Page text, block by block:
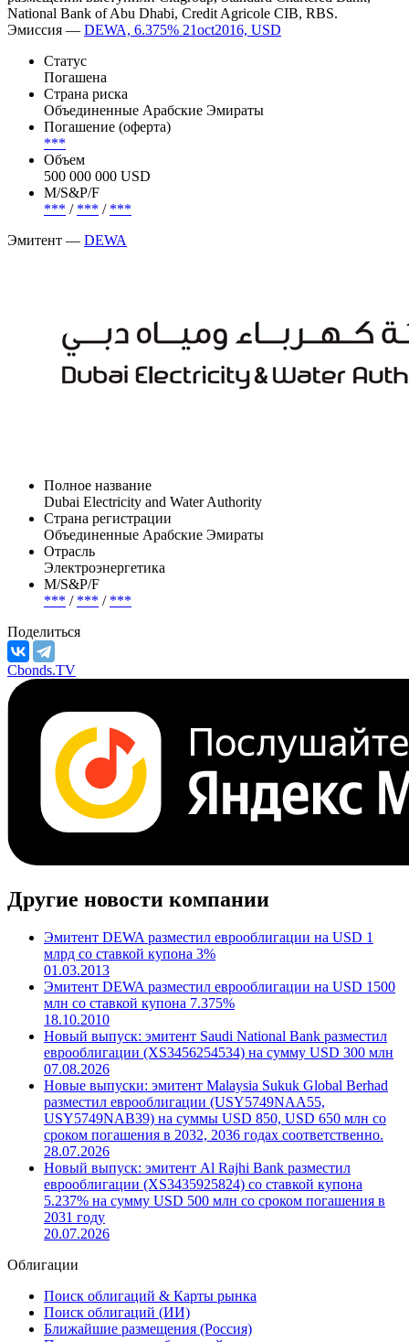
National Bank of Abu Dhabi, Credit Agricole CIB, RBS.
Эмиссия — DEWA, 6.375% 21oct2016, USD
Статус
Погашена
Страна риска
Объединенные Арабские Эмираты
Погашение (оферта)
***
Объем
500 000 000 USD
М/S&P/F
*** / *** / ***
Эмитент — DEWA
Полное название
Dubai Electricity and Water Authority
Страна регистрации
Объединенные Арабские Эмираты
Отрасль
Электроэнергетика
М/S&P/F
*** / *** / ***
Поделиться
Cbonds.TV
Другие новости компании
Эмитент DEWA разместил еврооблигации на USD 1
млрд со ставкой купона 3%
01.03.2013
Эмитент DEWA разместил еврооблигации на USD 1500
млн со ставкой купона 7.375%
18.10.2010
Новый выпуск: эмитент Saudi National Bank разместил
еврооблигации (XS3456254534) на сумму USD 300 млн
07.08.2026
Новые выпуски: эмитент Malaysia Sukuk Global Berhad
разместил еврооблигации (USY5749NAA55,
USY5749NAB39) на суммы USD 850, USD 650 млн со
сроком погашения в 2032, 2036 годах соответственно.
28.07.2026
Новый выпуск: эмитент Al Rajhi Bank разместил
еврооблигации (XS3435925824) со ставкой купона
5.237% на сумму USD 500 млн со сроком погашения в
2031 году
20.07.2026
Облигации
Поиск облигаций & Карты рынка
Поиск облигаций (ИИ)
Ближайшие размещения (Россия)